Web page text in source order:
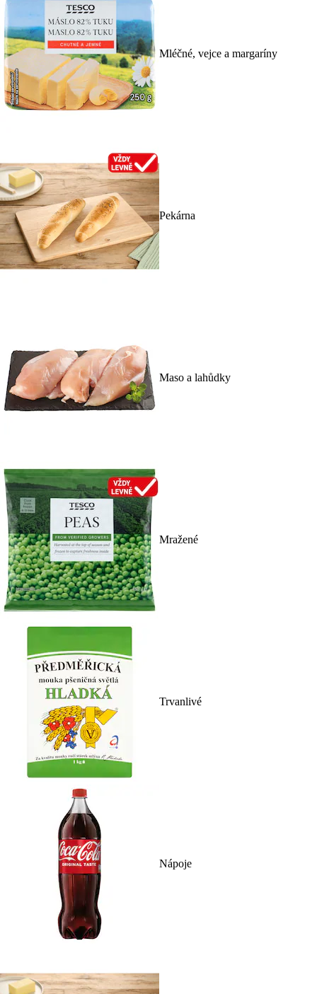
Mléčné, vejce a margaríny
Pekárna
Maso a lahůdky
Mražené
Trvanlivé
Nápoje